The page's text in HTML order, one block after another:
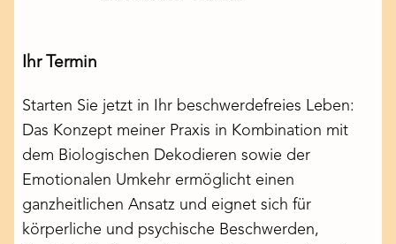
Ihr Termin
Starten Sie jetzt in Ihr beschwerdefreies Leben:
Das Konzept meiner Praxis in Kombination mit
dem Biologischen Dekodieren sowie der
Emotionalen Umkehr ermöglicht einen
ganzheitlichen Ansatz und eignet sich für
körperliche und psychische Beschwerden,